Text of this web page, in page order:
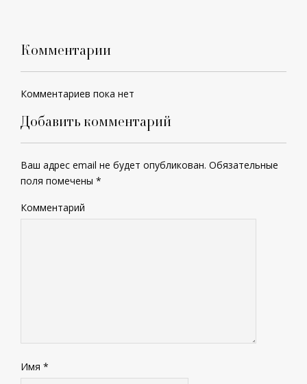
Комментарии
Комментариев пока нет
Добавить комментарий
Ваш адрес email не будет опубликован. Обязательные
поля помечены *
Комментарий
Имя *